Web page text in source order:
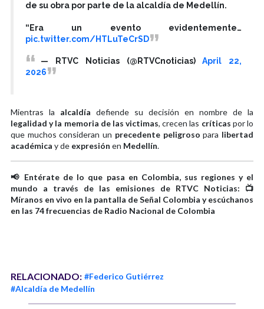
de su obra por parte de la alcaldía de Medellín.
“Era un evento evidentemente…
pic.twitter.com/HTLuTeCrSD
— RTVC Noticias (@RTVCnoticias)April 22,
2026
Mientras la alcaldía defiende su decisión en nombre de la
legalidad y la memoria de las victimas, crecen las críticas por lo
que muchos consideran un precedente peligroso para libertad
académica y de expresión en Medellín.
📢 Entérate de lo que pasa en Colombia, sus regiones y el
mundo a través de las emisiones de RTVC Noticias: 📺
Míranos en vivo en la pantalla de Señal Colombia y escúchanos
en las 74 frecuencias de Radio Nacional de Colombia
RELACIONADO: #Federico Gutiérrez
#Alcaldía de Medellín